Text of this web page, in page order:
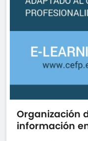
Organización
información